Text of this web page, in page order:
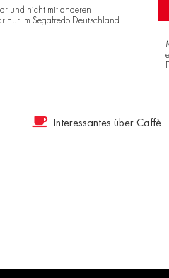
und nicht mit anderen
nur im Segafredo Deutschland
Interessantes über Caffè